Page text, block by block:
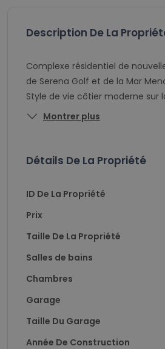
Description De La
Complexe résidentiel de
de Serena Golf et de la Mar
Style de vie côtier moderne sur
Montrer plus
Détails De La Propriété
ID De La Propriété
Prix
Taille De La Propriété
Salles de bains
Chambres
Garage
Taille Du Garage
Année De Construction